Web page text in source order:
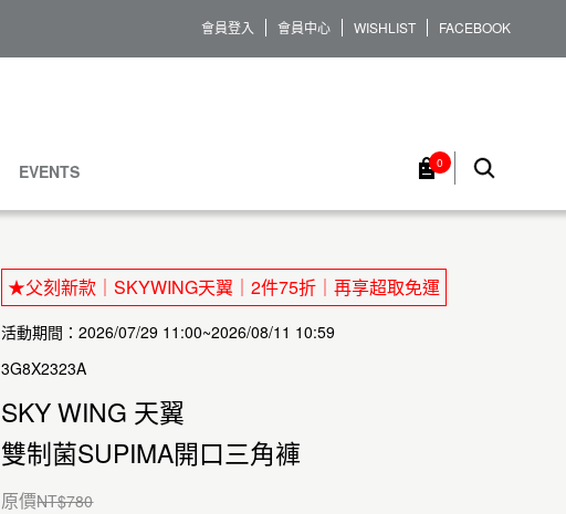
會員登入 會員中心 WISHLIST FACEBOOK
EVENTS 0
★父刻新款｜SKYWING天翼｜2件75折｜再享超取免運
活動期間：2026/07/29 11:00~2026/08/11 10:59
3G8X2323A
SKY WING 天翼
雙制菌SUPIMA開口三角褲
原價NT$780